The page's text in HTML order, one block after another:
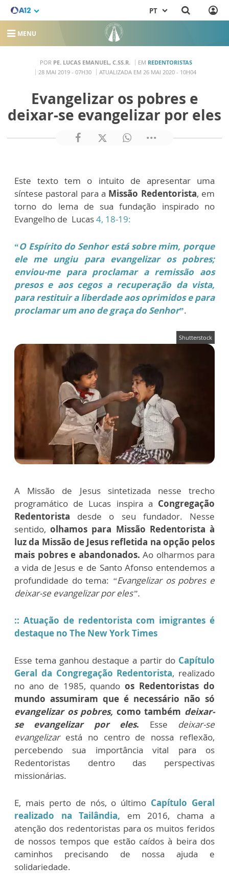
PT
MENU
POR PE. LUCAS EMANUEL, C.SS.R. EM REDENTORISTAS
28 MAI 2019 - 07H30
ATUALIZADA EM 26 MAI 2020 - 10H04
Evangelizar os pobres e
deixar-se evangelizar por eles
Este texto tem o intuito de apresentar uma
síntese pastoral para a Missão Redentorista, em
torno do lema de sua fundação inspirado no
Evangelho de Lucas4, 18-19:
“O Espírito do Senhor está sobre mim, porque
ele me ungiu para evangelizar os pobres;
enviou-me para proclamar a remissão aos
presos e aos cegos a recuperação da vista,
para restituir a liberdade aos oprimidos e para
proclamar um ano de graça do Senhor”.
Shutterstock
A Missão de Jesus sintetizada nesse trecho
programático de Lucas inspira a Congregação
Redentorista desde o seu fundador. Nesse
sentido,olhamos para Missão Redentorista à
luz da Missão de Jesus refletida na opção pelos
mais pobres e abandonados. Ao olharmos para
a vida de Jesus e de Santo Afonso entendemos a
profundidade do tema: “Evangelizar os pobres e
deixar-se evangelizar por eles”.
:: Atuação de redentorista com imigrantes é
destaque no The New York Times
Esse tema ganhou destaque a partir do Capítulo
Geral da Congregação Redentorista, realizado
no ano de 1985, quandoos Redentoristas do
mundo assumiram que é necessário não só
evangelizar os pobres, como também deixar-
se evangelizar por eles. Esse deixar-se
evangelizarestá no centro de nossa reflexão,
percebendo sua importância vital para os
Redentoristas dentro das perspectivas
missionárias.
E, mais perto de nós, o último Capítulo Geral
realizado na Tailândia, em 2016, chama a
atenção dos redentoristas para os muitos feridos
de nossos tempos que estão caídos à beira dos
caminhos precisando de nossa ajuda e
solidariedade.